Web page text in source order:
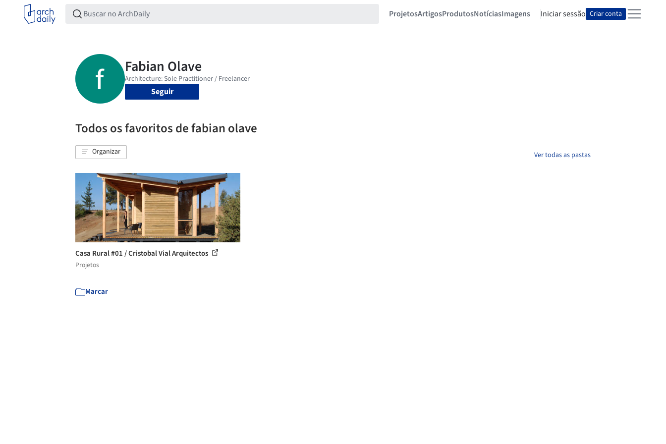
ProjetosArtigosProdutosNotíciasImagens Iniciar sessão Criar conta
Seguir
Todos os favoritos de fabian olave
Organizar Ver todas as pastas
Casa Rural #01 / Cristobal Vial Arquitectos
Projetos
Marcar